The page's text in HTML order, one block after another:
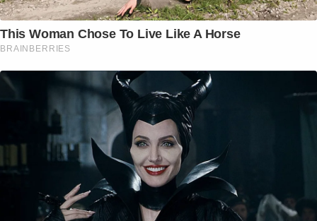
This Woman Chose To Live Like A Horse
BRAINBERRIES